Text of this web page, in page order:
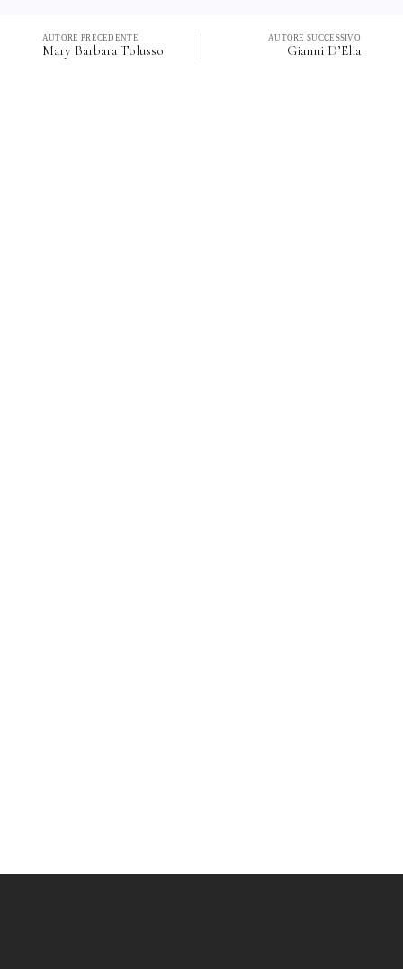
AUTORE PRECEDENTE
Mary Barbara Tolusso
AUTORE SUCCESSIVO
Gianni D’Elia